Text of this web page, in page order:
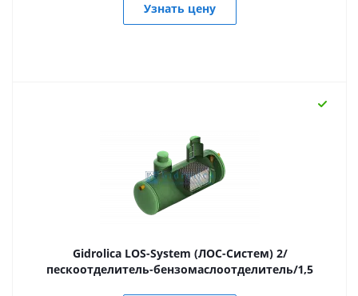
Узнать цену
Gidrolica LOS-System (ЛОС-Систем) 2/
пескоотделитель-бензомаслоотделитель/1,5